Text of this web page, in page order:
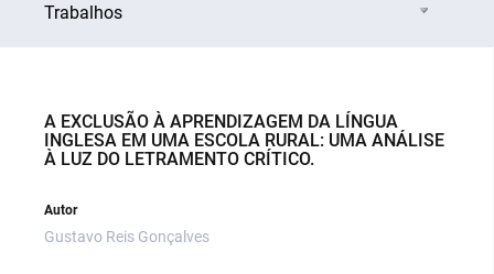
Trabalhos
A EXCLUSÃO À APRENDIZAGEM DA LÍNGUA
INGLESA EM UMA ESCOLA RURAL: UMA ANÁLISE
À LUZ DO LETRAMENTO CRÍTICO.
Autor
Gustavo Reis Gonçalves